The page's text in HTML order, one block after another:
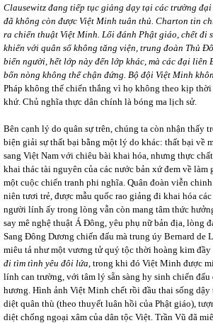
Clausewitz đang tiếp tục giảng dạy tại các trường đại
đã không còn được Việt Minh tuân thủ. Charton tin
ra chiến thuật Việt Minh. Lối đánh Phật giáo, chết đi
khiến với quân số không tăng viện, trung đoàn Thủ
biển người, hết lớp này đến lớp khác, mà các đại liên
bốn nòng không thể chận đứng. Bộ đội Việt Minh
Pháp không thể chiến thắng vì họ không theo kịp thời
khứ. Chủ nghĩa thực dân chính là bóng ma lịch sử.
Bên cạnh lý do quân sự trên, chúng ta còn nhận thấy
biện giải sự thất bại bằng một lý do khác: thất bại về
sang Việt Nam với chiêu bài khai hóa, nhưng thực
khai thác tài nguyên của các nước bản xứ đem về làm
một cuộc chiến tranh phi nghĩa. Quân đoàn viễn
niên tươi trẻ, được mẫu quốc rao giảng đi khai hóa
người lính ấy trong lòng vẫn còn mang tâm thức
say mê nghệ thuật Á Đông, yêu phụ nữ bản địa, lòng
Sang Đông Dương chiến đấu mà trung úy Bernard de
miêu tả như một vương tử quý tộc thời hoàng kim đầy
đi tìm tình yêu đôi lứa , trong khi đó Việt Minh được
lính can trường, với tâm lý sẵn sàng hy sinh chiến
hương. Hình ảnh Việt Minh chết rồi đầu thai sống
diệt quân thù (theo thuyết luân hồi của Phật giáo),
diệt chống ngoại xâm của dân tộc Việt. Trần Vũ đã